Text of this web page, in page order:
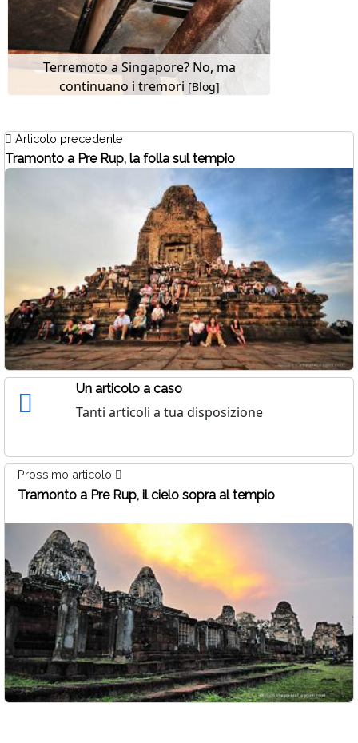
Terremoto a Singapore? No, ma
continuano i tremori [Blog]
Articolo precedente
Tramonto a Pre Rup, la folla sul tempio
Un articolo a caso
Tanti articoli a tua disposizione
Prossimo articolo
Tramonto a Pre Rup, il cielo sopra al tempio